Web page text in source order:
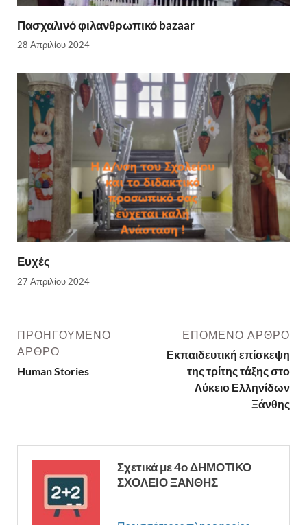
Πασχαλινό φιλανθρωπικό bazaar
28 Απριλίου 2024
Ευχές
27 Απριλίου 2024
ΠΡΟΗΓΟΎΜΕΝΟ
ΆΡΘΡΟ
Human Stories
ΕΠΌΜΕΝΟ ΆΡΘΡΟ
Εκπαιδευτική επίσκεψη
της τρίτης τάξης στο
Λύκειο Ελληνίδων
Ξάνθης
Σχετικά με 4ο ΔΗΜΟΤΙΚΟ
ΣΧΟΛΕΙΟ ΞΑΝΘΗΣ